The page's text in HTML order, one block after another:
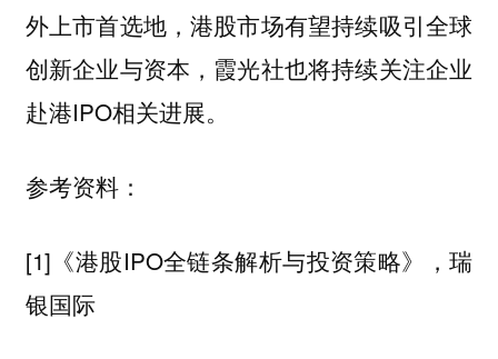
外上市首选地，港股市场有望持续吸引全球
创新企业与资本，霞光社也将持续关注企业
赴港IPO相关进展。
参考资料：
[1]《港股IPO全链条解析与投资策略》，瑞
银国际